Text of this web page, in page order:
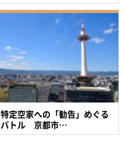
特定空家への「勧告」めぐる
バトル 京都市…